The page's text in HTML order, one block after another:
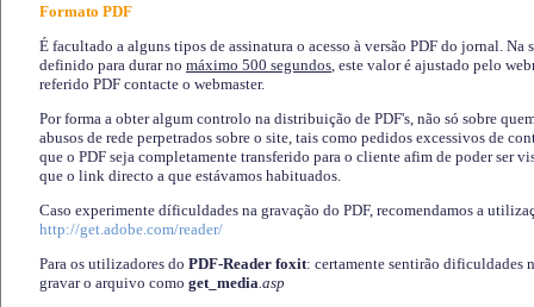
Formato PDF
É facultado a alguns tipos de assinatura o acesso à versão PDF do jornal. Na
definido para durar no máximo 500 segundos, este valor é ajustado pelo
referido PDF contacte o webmaster.
Por forma a obter algum controlo na distribuição de PDF's, não só sobre
abusos de rede perpetrados sobre o site, tais como pedidos excessivos de
que o PDF seja completamente transferido para o cliente afim de poder ser
que o link directo a que estávamos habituados.
Caso experimente díficuldades na gravação do PDF, recomendamos a
http://get.adobe.com/reader/
Para os utilizadores do PDF-Reader foxit: certamente sentirão dificuldades
gravar o arquivo como get_media.asp